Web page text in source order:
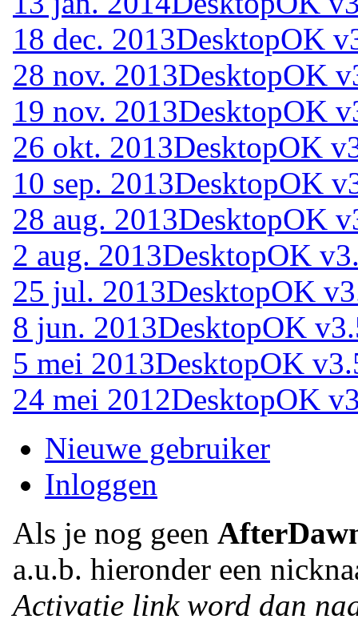
18 dec. 2013DesktopOK
28 nov. 2013DesktopOK
19 nov. 2013DesktopOK
26 okt. 2013DesktopOK
10 sep. 2013DesktopOK
28 aug. 2013DesktopOK
2 aug. 2013DesktopOK
25 jul. 2013DesktopOK
8 jun. 2013DesktopOK
5 mei 2013DesktopOK
24 mei 2012DesktopOK
Nieuwe gebruiker
Inloggen
Als je nog geen
a.u.b. hieronder een
Activatie link word dan